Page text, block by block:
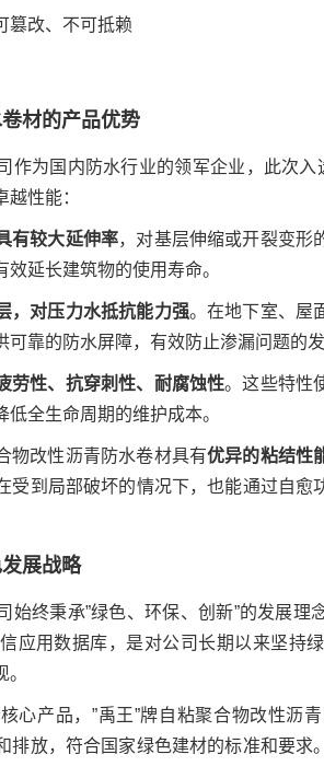
篡改、不可抵赖
材的产品优势
作为国内防水行业的领军企业，此次入
性能：
有较大延伸率，对基层伸缩或开裂变形
延长建筑物的使用寿命。
，对压力水抵抗能力强。在地下室、屋
靠的防水屏障，有效防止渗漏问题的发
劳性、抗穿刺性、耐腐蚀性。这些特性
全生命周期的维护成本。
物改性沥青防水卷材具有优异的粘结性
受到局部破坏的情况下，也能通过自愈
展战略
始终秉承”绿色、环保、创新”的发展
应用数据库，是对公司长期以来坚持
心产品，”禹王”牌自粘聚合物改性沥
排放，符合国家绿色建材的标准和要